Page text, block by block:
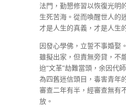
法門，勤懇修習以恢復光明
生死苦海。從而喚醒世人的
才是人生的真義，才是人生
因發心學佛，立誓不事婚娶
雖擬出家，但責無旁貸，不
迨“文革”劫難當頭，余因代
為四舊迷信頭目，毒害青年
審查二年有半，經審查無有
放。